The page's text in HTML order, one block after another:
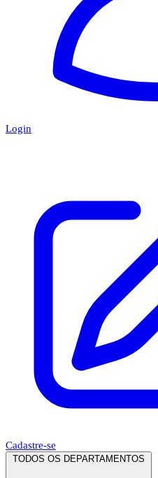
Login
Cadastre-se
TODOS OS DEPARTAMENTOS